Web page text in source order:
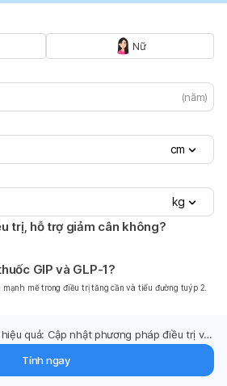
Nữ
(năm)
cm
kg
trị, hỗ trợ giảm cân không?
GIP và GLP-1?
mẽ trong điều trị tăng cần và tiểu đường tuýp 2.
quả: Cập nhật phương pháp điều trị và
Tính ngay